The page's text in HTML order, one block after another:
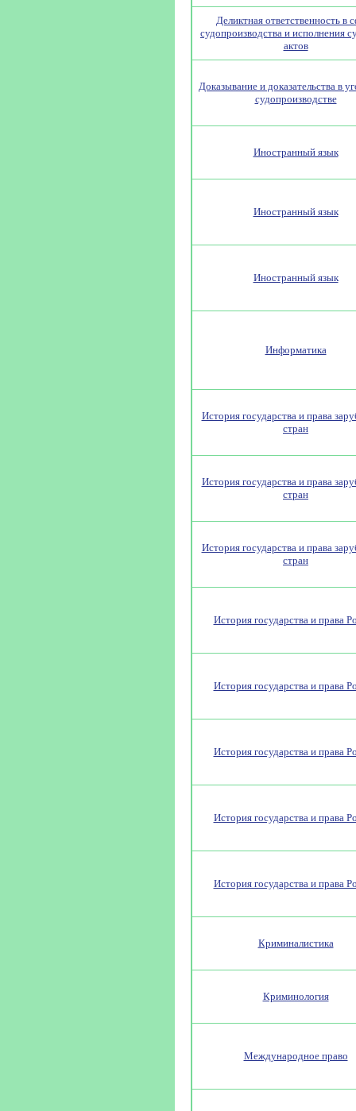
Деликтная ответственность в
судопроизводства и исполнения
актов
Доказывание и доказательства в
судопроизводстве
Иностранный язык
Иностранный язык
Иностранный язык
Информатика
История государства и права
стран
История государства и права
стран
История государства и права
стран
История государства и права
История государства и права
История государства и права
История государства и права
История государства и права
Криминалистика
Криминология
Международное право